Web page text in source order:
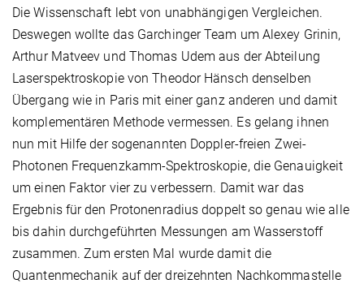
Die Wissenschaft lebt von unabhängigen Vergleichen.
Deswegen wollte das Garchinger Team um Alexey Grinin,
Arthur Matveev und Thomas Udem aus der Abteilung
Laserspektroskopie von Theodor Hänsch denselben
Übergang wie in Paris mit einer ganz anderen und damit
komplementären Methode vermessen. Es gelang ihnen
nun mit Hilfe der sogenannten Doppler-freien Zwei-
Photonen Frequenzkamm-Spektroskopie, die Genauigkeit
um einen Faktor vier zu verbessern. Damit war das
Ergebnis für den Protonenradius doppelt so genau wie alle
bis dahin durchgeführten Messungen am Wasserstoff
zusammen. Zum ersten Mal wurde damit die
Quantenmechanik auf der dreizehnten Nachkommastelle